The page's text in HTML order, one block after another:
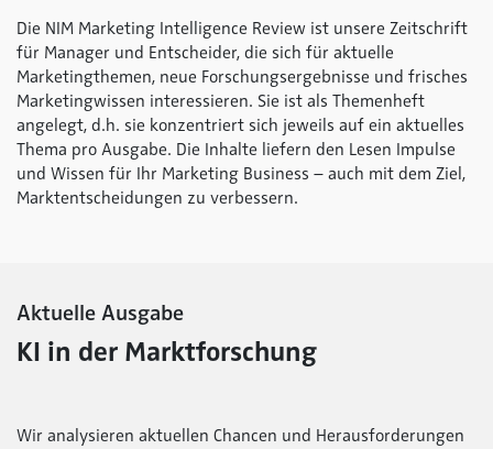
Die NIM Marketing Intelligence Review ist unsere Zeitschrift
für Manager und Entscheider, die sich für aktuelle
Marketingthemen, neue Forschungsergebnisse und frisches
Marketingwissen interessieren. Sie ist als Themenheft
angelegt, d.h. sie konzentriert sich jeweils auf ein aktuelles
Thema pro Ausgabe. Die Inhalte liefern den Lesen Impulse
und Wissen für Ihr Marketing Business – auch mit dem Ziel,
Marktentscheidungen zu verbessern.
Aktuelle Ausgabe
KI in der Marktforschung
Wir analysieren aktuellen Chancen und Herausforderungen